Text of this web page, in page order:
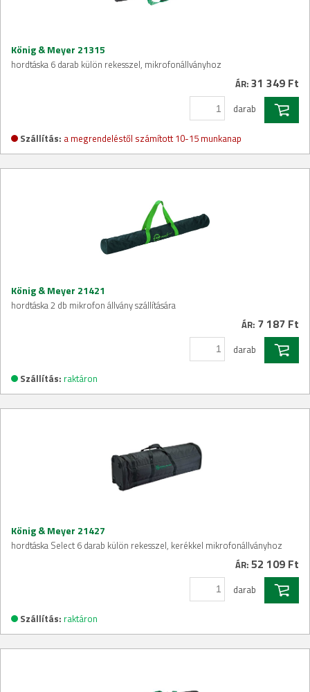
König & Meyer 21315
hordtáska 6 darab külön rekesszel, mikrofonállványhoz
ÁR: 31 349 Ft
darab
Szállítás: a megrendeléstől számított 10-15 munkanap
König & Meyer 21421
hordtáska 2 db mikrofon állvány szállítására
ÁR: 7 187 Ft
darab
Szállítás: raktáron
König & Meyer 21427
hordtáska Select 6 darab külön rekesszel, kerékkel mikrofonállványhoz
ÁR: 52 109 Ft
darab
Szállítás: raktáron